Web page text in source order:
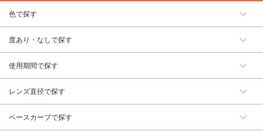
色で探す
度あり・なしで探す
使用期間で探す
レンズ直径で探す
ベースカーブで探す